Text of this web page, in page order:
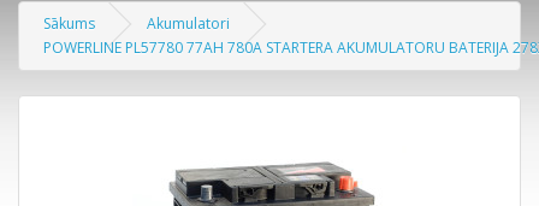
Sākums
Akumulatori
POWERLINE PL57780 77AH 780A STARTERA AKUMULATORU BATERIJA